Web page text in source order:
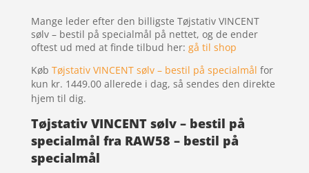
Mange leder efter den billigste Tøjstativ VINCENT
sølv – bestil på specialmål på nettet, og de ender
oftest ud med at finde tilbud her: gå til shop
Køb Tøjstativ VINCENT sølv – bestil på specialmål for
kun kr. 1449.00 allerede i dag, så sendes den direkte
hjem til dig.
Tøjstativ VINCENT sølv – bestil på
specialmål fra RAW58 – bestil på
specialmål